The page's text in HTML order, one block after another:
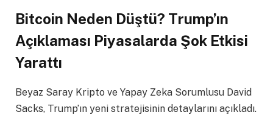
Bitcoin Neden Düştü? Trump’ın
Açıklaması Piyasalarda Şok Etkisi
Yarattı
Beyaz Saray Kripto ve Yapay Zeka Sorumlusu David
Sacks, Trump’ın yeni stratejisinin detaylarını açıkladı.